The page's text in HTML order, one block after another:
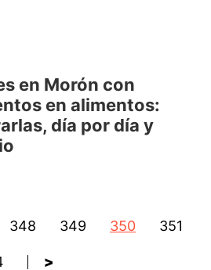
en Morón con
en alimentos:
día por día y
348 349 350 351
>